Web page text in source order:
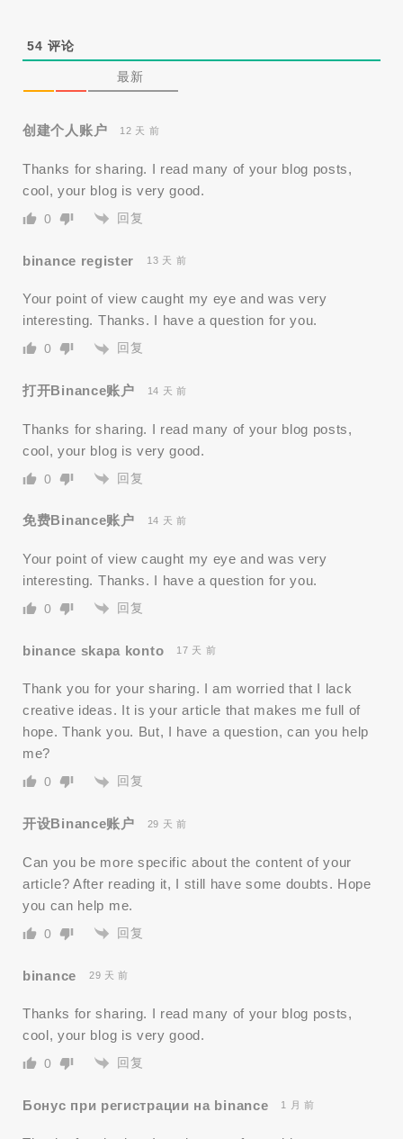
54 评论
最新
创建个人账户 12 天 前
Thanks for sharing. I read many of your blog posts,
cool, your blog is very good.
0 回复
binance register 13 天 前
Your point of view caught my eye and was very
interesting. Thanks. I have a question for you.
0 回复
打开Binance账户 14 天 前
Thanks for sharing. I read many of your blog posts,
cool, your blog is very good.
0 回复
免费Binance账户 14 天 前
Your point of view caught my eye and was very
interesting. Thanks. I have a question for you.
0 回复
binance skapa konto 17 天 前
Thank you for your sharing. I am worried that I lack
creative ideas. It is your article that makes me full of
hope. Thank you. But, I have a question, can you help
me?
0 回复
开设Binance账户 29 天 前
Can you be more specific about the content of your
article? After reading it, I still have some doubts. Hope
you can help me.
0 回复
binance 29 天 前
Thanks for sharing. I read many of your blog posts,
cool, your blog is very good.
0 回复
Бонус при регистрации на binance 1 月 前